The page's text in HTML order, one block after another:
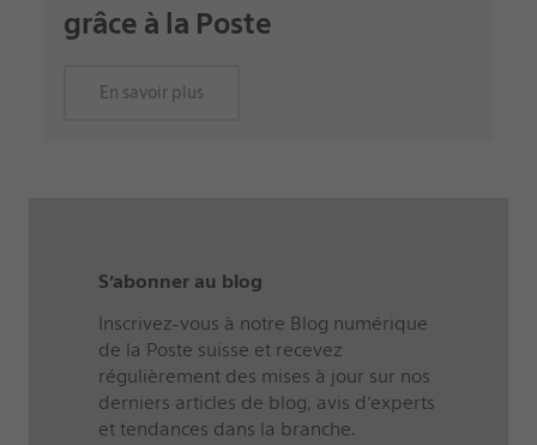
grâce à la Poste
En savoir plus
S’abonner au blog
Inscrivez-vous à notre Blog numérique
de la Poste suisse et recevez
régulièrement des mises à jour sur nos
derniers articles de blog, avis d’experts
et tendances dans la branche.